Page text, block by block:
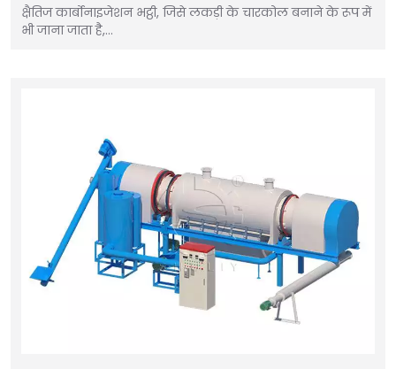
क्षैतिज कार्बोनाइजेशन भट्ठी, जिसे लकड़ी के चारकोल बनाने के रूप में
भी जाना जाता है,…